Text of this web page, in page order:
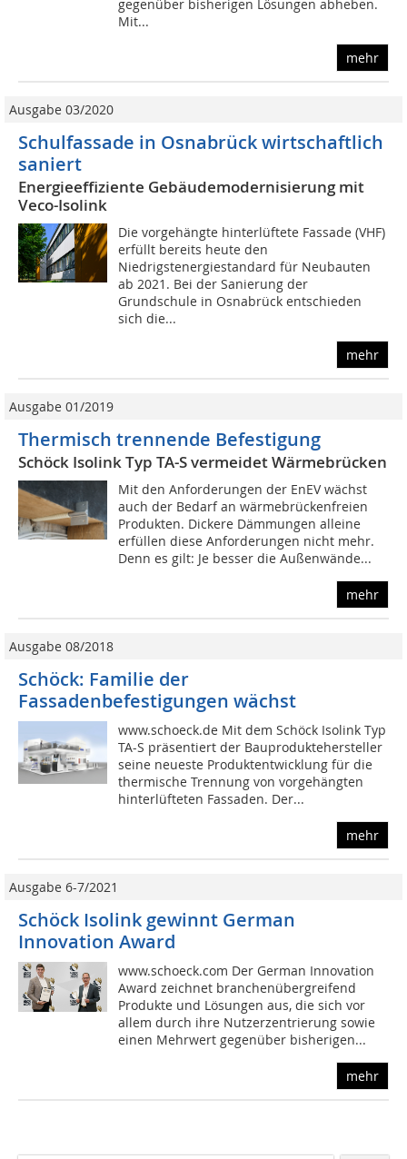
gegenüber bisherigen Lösungen abheben.
Mit...
mehr
Ausgabe 03/2020
Schulfassade in Osnabrück wirtschaftlich
saniert
Energieeffiziente Gebäudemodernisierung mit
Veco-Isolink
Die vorgehängte hinterlüftete Fassade (VHF)
erfüllt bereits heute den
Niedrigstenergiestandard für Neubauten
ab 2021. Bei der Sanierung der
Grundschule in Osnabrück entschieden
sich die...
mehr
Ausgabe 01/2019
Thermisch trennende Befestigung
Schöck Isolink Typ TA-S vermeidet Wärmebrücken
Mit den Anforderungen der EnEV wächst
auch der Bedarf an wärmebrückenfreien
Produkten. Dickere Dämmungen alleine
erfüllen diese Anforderungen nicht mehr.
Denn es gilt: Je besser die Außenwände...
mehr
Ausgabe 08/2018
Schöck: Familie der
Fassadenbefestigungen wächst
www.schoeck.de Mit dem Schöck Isolink Typ
TA-S präsentiert der Bauproduktehersteller
seine neueste Produktentwicklung für die
thermische Trennung von vorgehängten
hinterlüfteten Fassaden. Der...
mehr
Ausgabe 6-7/2021
Schöck Isolink gewinnt German
Innovation Award
www.schoeck.com Der German Innovation
Award zeichnet branchenübergreifend
Produkte und Lösungen aus, die sich vor
allem durch ihre Nutzerzentrierung sowie
einen Mehrwert gegenüber bisherigen...
mehr